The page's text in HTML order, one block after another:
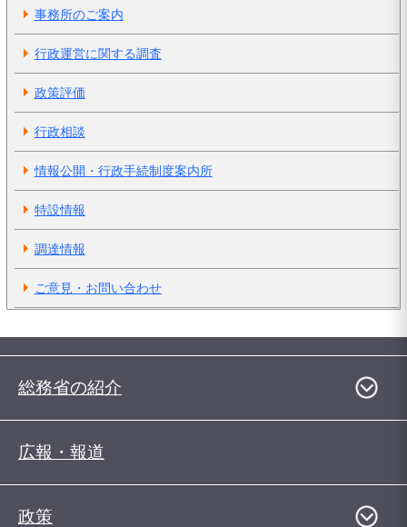
事務所のご案内
行政運営に関する調査
政策評価
行政相談
情報公開・行政手続制度案内所
特設情報
調達情報
ご意見・お問い合わせ
総務省の紹介
広報・報道
政策